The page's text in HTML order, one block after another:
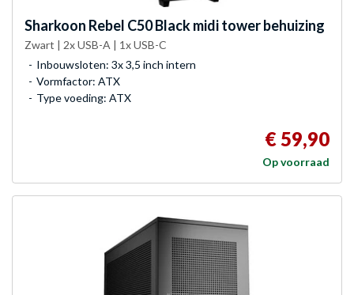
Sharkoon Rebel C50 Black midi tower behuizing
Zwart | 2x USB-A | 1x USB-C
Inbouwsloten: 3x 3,5 inch intern
Vormfactor: ATX
Type voeding: ATX
€ 59,90
Op voorraad